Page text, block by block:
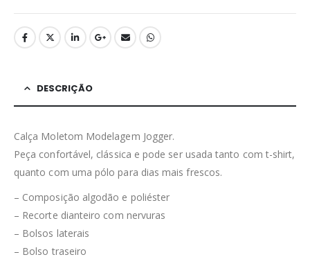
DESCRIÇÃO
Calça Moletom Modelagem Jogger.
Peça confortável, clássica e pode ser usada tanto com t-shirt,
quanto com uma pólo para dias mais frescos.
– Composição algodão e poliéster
– Recorte dianteiro com nervuras
– Bolsos laterais
– Bolso traseiro